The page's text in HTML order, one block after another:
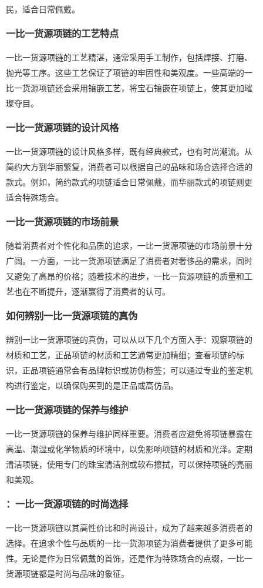
民，适合日常佩戴。
一比一货源项链的工艺特点
一比一货源项链的工艺精湛，通常采用手工制作，包括焊接、打磨、
抛光等工序。这些工艺保证了项链的牢固性和美观度。一些高端的一
比一货源项链还会采用镶嵌工艺，将宝石镶嵌在项链上，使其更加璀
璨夺目。
一比一货源项链的设计风格
一比一货源项链的设计风格多样，既有经典款式，也有时尚潮流。从
简约大方到华丽繁复，消费者可以根据自己的品味和场合选择合适的
款式。例如，简约款式的项链适合日常佩戴，而华丽款式的项链则更
适合特殊场合。
一比一货源项链的市场前景
随着消费者对个性化和品质的追求，一比一货源项链的市场前景十分
广阔。一方面，一比一货源项链满足了消费者对奢侈品的需求，同时
又避免了高昂的价格；随着技术的进步，一比一货源项链的质量和工
艺也在不断提升，逐渐赢得了消费者的认可。
如何辨别一比一货源项链的真伪
辨别一比一货源项链的真伪，可以从以下几个方面入手：观察项链的
材质和工艺，正品项链的材质和工艺通常更加精细；查看项链的标
识，正品项链通常会有品牌标识或防伪标签；可以通过专业的鉴定机
构进行鉴定，以确保购买到的是正品或高仿品。
一比一货源项链的保养与维护
一比一货源项链的保养与维护同样重要。消费者应避免将项链暴露在
高温、潮湿或化学物质的环境中，以免影响项链的材质和光泽。定期
清洁项链，使用专门的珠宝清洁剂或软布擦拭，可以保持项链的亮丽
和美观。
：一比一货源项链的时尚选择
一比一货源项链以其高性价比和时尚设计，成为了越来越多消费者的
选择。在追求个性与品质的一比一货源项链为消费者提供了更多可能
性。无论是作为日常佩戴的首饰，还是作为特殊场合的点缀，一比一
货源项链都是时尚与品味的象征。